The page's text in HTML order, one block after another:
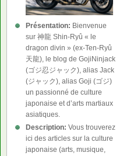
Présentation: Bienvenue
sur 神龍 Shin-Ryû « le
dragon divin » (ex-Ten-Ryû
天龍), le blog de GojiNinjack
(ゴジ忍ジャック), alias Jack
(ジャック), alias Goji (ゴジ)
un passionné de culture
japonaise et d’arts martiaux
asiatiques.
Description: Vous trouverez
ici des articles sur la culture
japonaise (arts, musique,